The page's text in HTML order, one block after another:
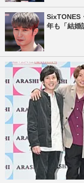
SixTONES
年も「結婚